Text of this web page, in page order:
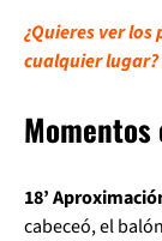
¿Quieres ver
cualquier lugar?
Momentos
18’
cabeceó, el